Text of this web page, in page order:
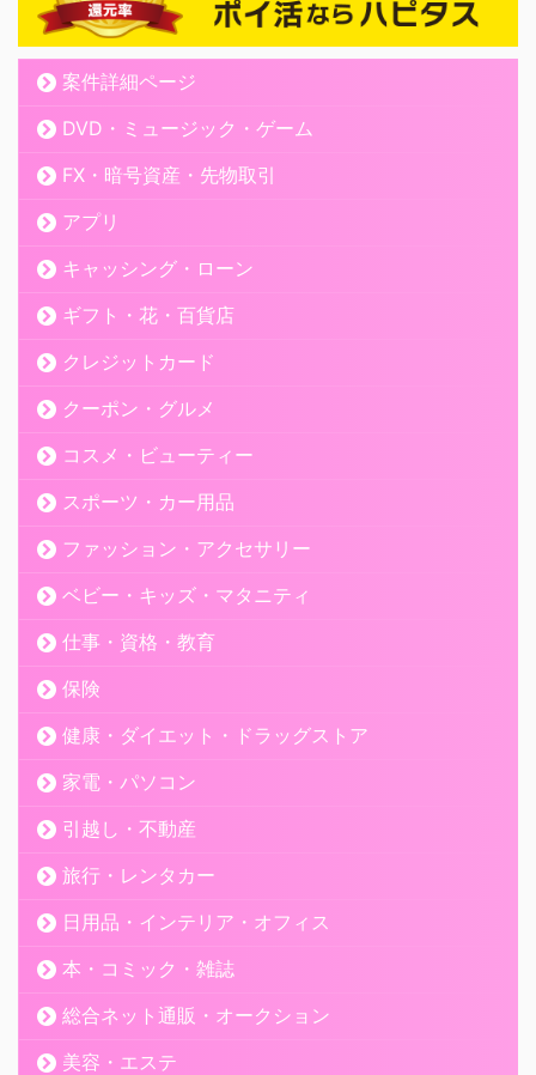
案件詳細ページ
DVD・ミュージック・ゲーム
FX・暗号資産・先物取引
アプリ
キャッシング・ローン
ギフト・花・百貨店
クレジットカード
クーポン・グルメ
コスメ・ビューティー
スポーツ・カー用品
ファッション・アクセサリー
ベビー・キッズ・マタニティ
仕事・資格・教育
保険
健康・ダイエット・ドラッグストア
家電・パソコン
引越し・不動産
旅行・レンタカー
日用品・インテリア・オフィス
本・コミック・雑誌
総合ネット通販・オークション
美容・エステ